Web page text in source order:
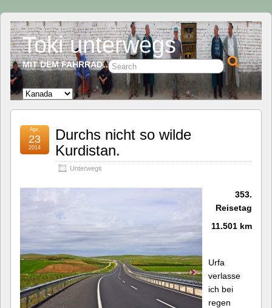
Toki unterwegs
MIT DEM FAHRRAD…
Durchs nicht so wilde
Kurdistan.
Unterwegs
Apr.
23
2014
353.
Reisetag
11.501 km
Urfa
verlasse
ich bei
regen